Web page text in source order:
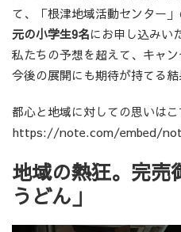
て、「根津地域活動センター
元の小学生9名にお申し込みい
私たちの予想を超えて、キャン
今後の展開にも期待が持てる結
都心と地域に対しての思いは
https://note.com/embed/
地域の熱狂。完売
うどん」